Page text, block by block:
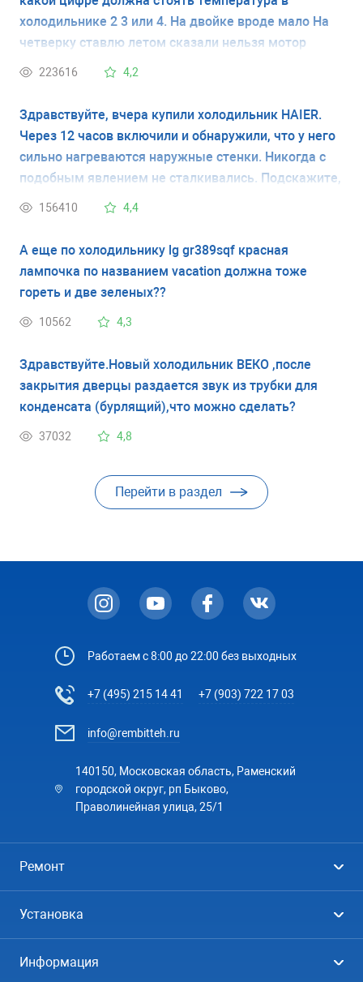
холодильнике 2 3 или 4. На двойке вроде мало На
четверку ставлю летом сказали нельзя мотор
испортится
223616 4,2
Здравствуйте, вчера купили холодильник HAIER.
Через 12 часов включили и обнаружили, что у него
сильно нагреваются наружные стенки. Никогда с
подобным явлением не сталкивались. Подскажите,
это неисправность холодильника или это
156410 4,4
А еще по холодильнику lg gr389sqf красная
лампочка по названием vacation должна тоже
гореть и две зеленых??
10562 4,3
Здравствуйте.Новый холодильник ВЕКО ,после
закрытия дверцы раздается звук из трубки для
конденсата (бурлящий),что можно сделать?
37032 4,8
Перейти в раздел
Работаем с 8:00 до 22:00 без выходных
+7 (495) 215 14 41 +7 (903) 722 17 03
info@rembitteh.ru
140150, Московская область, Раменский
городской округ, рп Быково,
Праволинейная улица, 25/1
Ремонт
Посудомоечные машины
Установка
Информация